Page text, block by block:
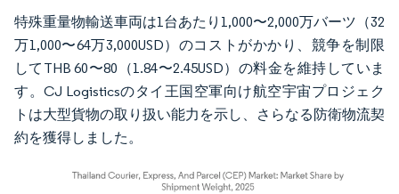
特殊重量物輸送車両は1台あたり1,000〜2,000万バーツ（32
万1,000〜64万3,000USD）のコストがかかり、競争を制限
してTHB 60〜80（1.84〜2.45USD）の料金を維持していま
す。CJ Logisticsのタイ王国空軍向け航空宇宙プロジェク
トは大型貨物の取り扱い能力を示し、さらなる防衛物流契
約を獲得しました。